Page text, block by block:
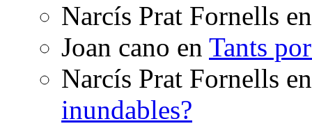
Narcís Prat Fornells
Joan cano en Tants
Narcís Prat Fornells
inundables?